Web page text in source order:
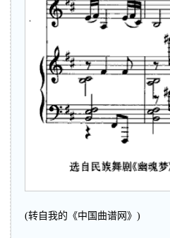
(转自我的《中国曲谱网》)